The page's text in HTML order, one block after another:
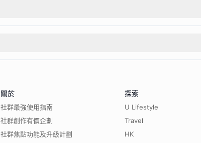
關於
社群最強使用指南
社群創作有價企劃
社群焦點功能及升級計劃
探索
U Lifestyle
Travel
HK